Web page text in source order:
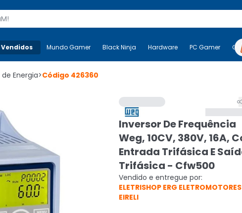
Mais-v- Mundo Gamer Black Ninja Hardware PC
Mundo Gamer Black Ninja Hardware PC Gamer
Energia>Código 426360
Inversor De Frequência
Weg, 10CV, 380V, 16A,
Entrada Trifásica E
Trifásica - Cfw500
Vendido e entregue por:
ELETRISHOP ERG ELETROMOTORES
EIRELI